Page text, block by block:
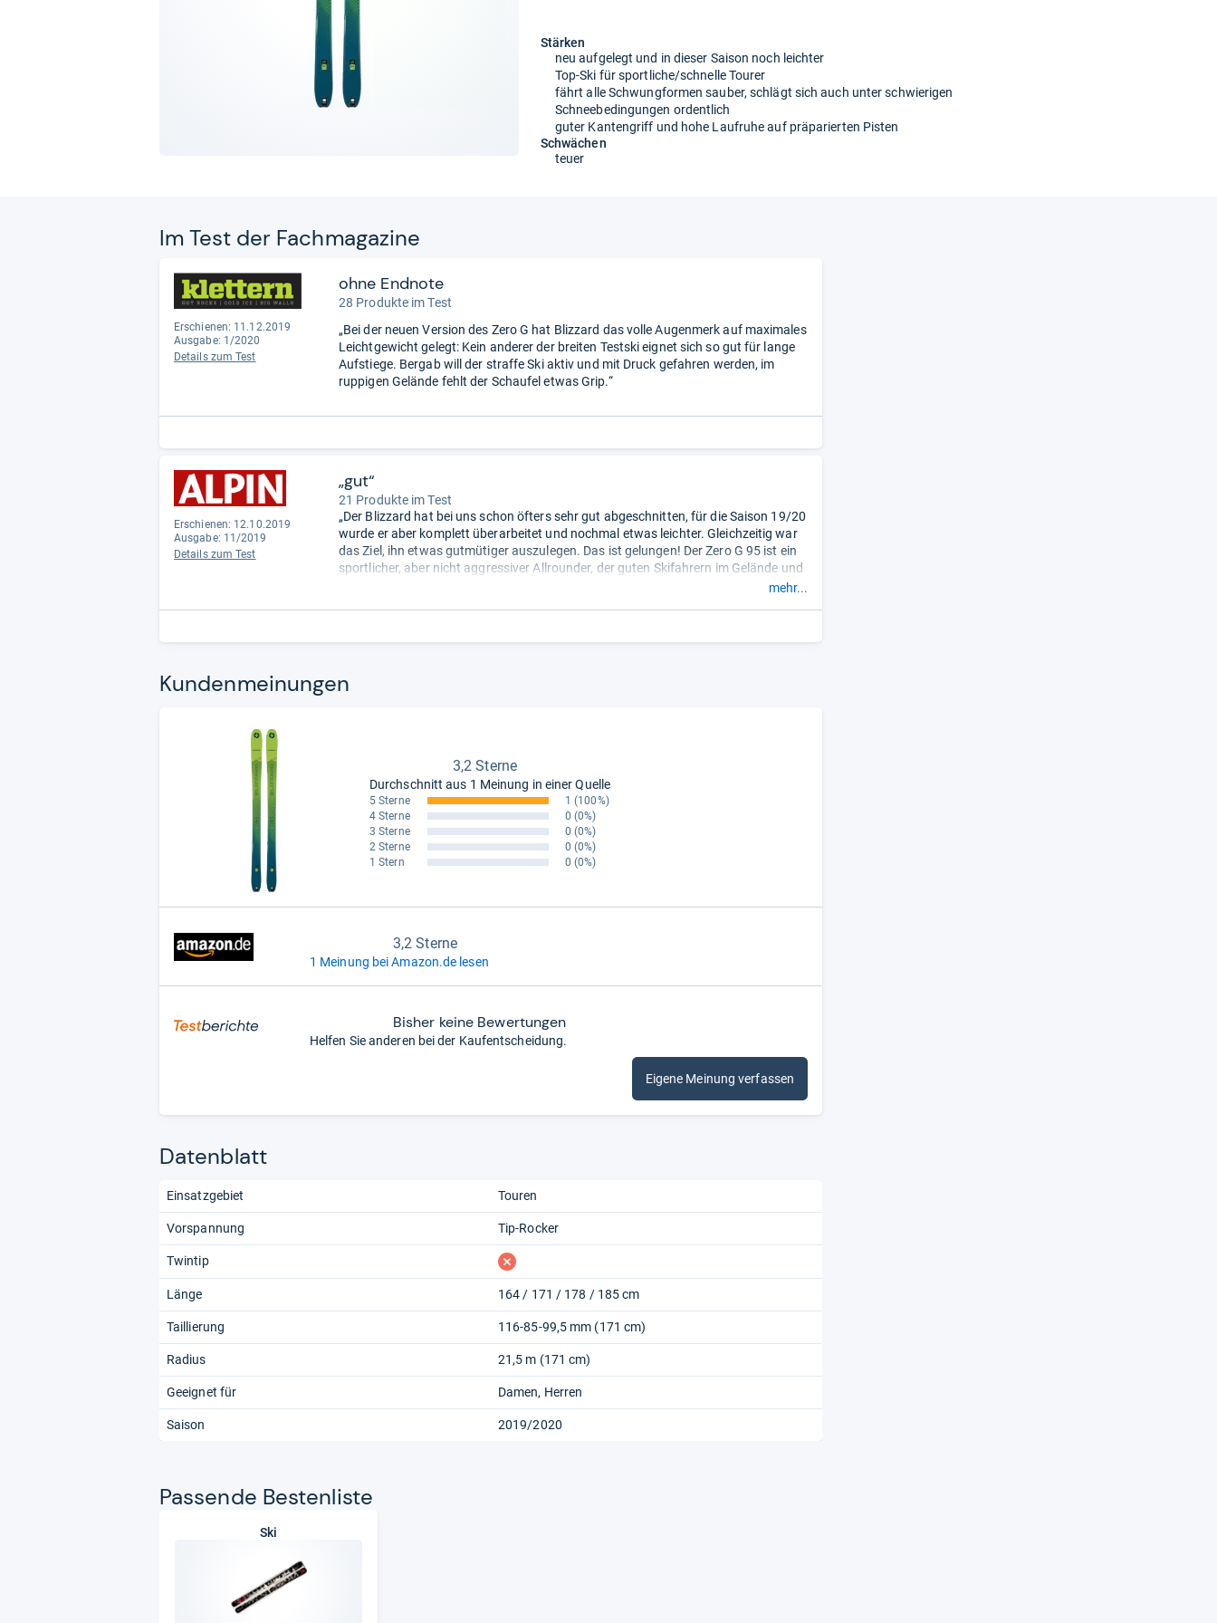
Stärken
neu aufgelegt und in dieser Saison noch leichter
Top-Ski für sportliche/schnelle Tourer
fährt alle Schwungformen sauber, schlägt sich auch unter schwierigen
Schneebedingungen ordentlich
guter Kantengriff und hohe Laufruhe auf präparierten Pisten
Schwächen
teuer
Im Test der Fach­ma­ga­zine
Erschienen: 11.12.2019
Ausgabe: 1/2020
Details zum Test
ohne Endnote
28 Produkte im Test
„Bei der neuen Version des Zero G hat Blizzard das volle Augenmerk auf maximales
Leichtgewicht gelegt: Kein anderer der breiten Testski eignet sich so gut für lange
Aufstiege. Bergab will der straffe Ski aktiv und mit Druck gefahren werden, im
ruppigen Gelände fehlt der Schaufel etwas Grip.“
Erschienen: 12.10.2019
Ausgabe: 11/2019
Details zum Test
„gut“
21 Produkte im Test
„Der Blizzard hat bei uns schon öfters sehr gut abgeschnitten, für die Saison 19/20
wurde er aber komplett überarbeitet und nochmal etwas leichter. Gleichzeitig war
das Ziel, ihn etwas gutmütiger auszulegen. Das ist gelungen! Der Zero G 95 ist ein
sportlicher, aber nicht aggressiver Allrounder, der guten Skifahrern im Gelände und
mehr...
Kun­den­mei­nun­gen
3,2 Sterne
Durchschnitt aus 1 Meinung in einer Quelle
5 Sterne 1 (100%)
4 Sterne
0 (0%)
3 Sterne
0 (0%)
2 Sterne
0 (0%)
1 Stern
0 (0%)
3,2 Sterne
1 Meinung bei Amazon.de lesen
Bisher keine Bewertungen
Helfen Sie anderen bei der Kaufentscheidung.
Eigene Meinung verfassen
Datenblatt
Einsatzgebiet Touren
Vorspannung Tip-Rocker
Twintip fehlt
Länge 164 / 171 / 178 / 185 cm
Taillierung 116-85-99,5 mm (171 cm)
Radius 21,5 m (171 cm)
Geeignet für Damen Herren
Saison 2019/2020
Pas­sende Bes­ten­liste
Ski